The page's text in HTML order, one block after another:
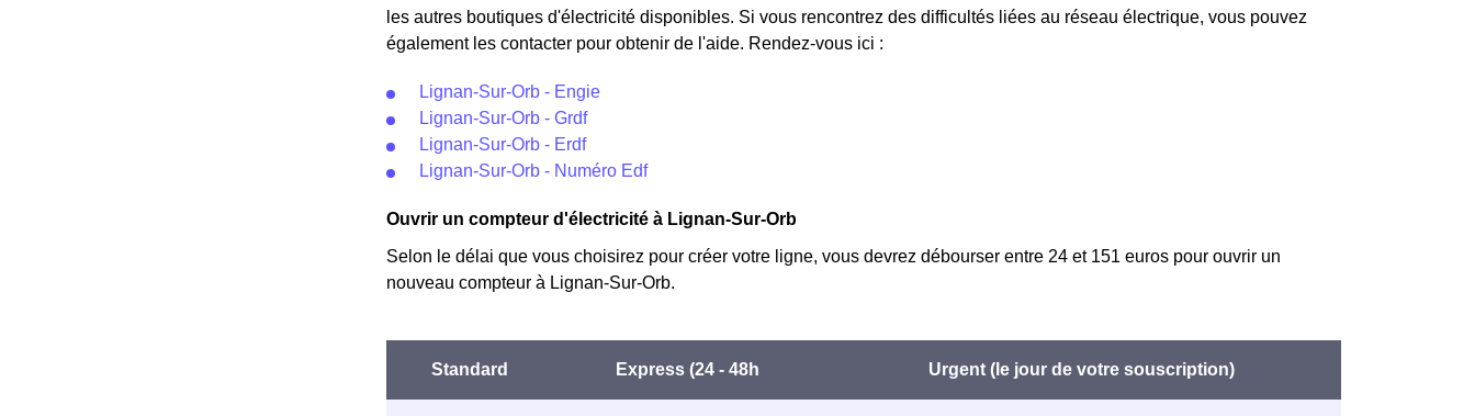
les autres boutiques d'électricité disponibles. Si vous rencontrez des difficultés liées au réseau électrique, vous pouvez
également les contacter pour obtenir de l'aide. Rendez-vous ici :
Lignan-Sur-Orb - Engie
Lignan-Sur-Orb - Grdf
Lignan-Sur-Orb - Erdf
Lignan-Sur-Orb - Numéro Edf
Ouvrir un compteur d'électricité à Lignan-Sur-Orb
Selon le délai que vous choisirez pour créer votre ligne, vous devrez débourser entre 24 et 151 euros pour ouvrir un
nouveau compteur à Lignan-Sur-Orb.